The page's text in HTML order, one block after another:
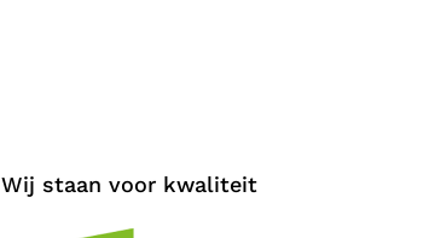
Wij staan voor kwaliteit